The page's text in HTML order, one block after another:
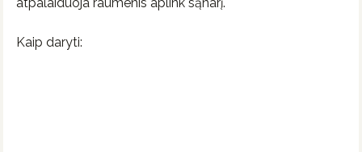
Kaip daryti: